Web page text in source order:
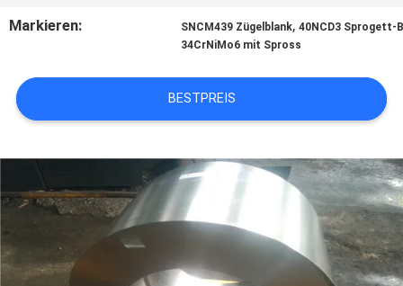
FORDERN
SIE EIN
ZITAT
SITEMAP
Markieren: SNCM439 Zügelblank,40NCD3 Sprogett-
34CrNiMo6 mit Spross
BESTPREIS